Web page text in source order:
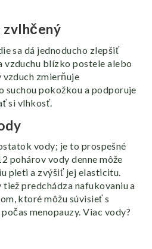
zvlhčený
sa dá jednoducho zlepšiť
vzduchu blízko postele alebo
zmierňuje
suchou pokožkou a podporuje
si vlhkosť.
vody; je to prospešné
pohárov vody denne môže
pleti a zvýšiť jej elasticitu.
predchádza nafukovaniu a
ktoré môžu súvisieť s
menopauzy. Viac vody?